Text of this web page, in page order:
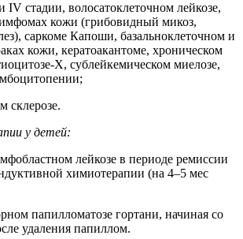
стадии, волосатоклеточном лейкозе,
кожи (грибовидный микоз,
саркоме Капоши, базальноклеточном и
кожи, кератоакантоме, хроническом
X, сублейкемическом миелозе,
у детей:
лейкозе в периоде ремиссии
химиотерапии (на 4–5 мес
папилломатозе гортани, начиная со
удаления папиллом.